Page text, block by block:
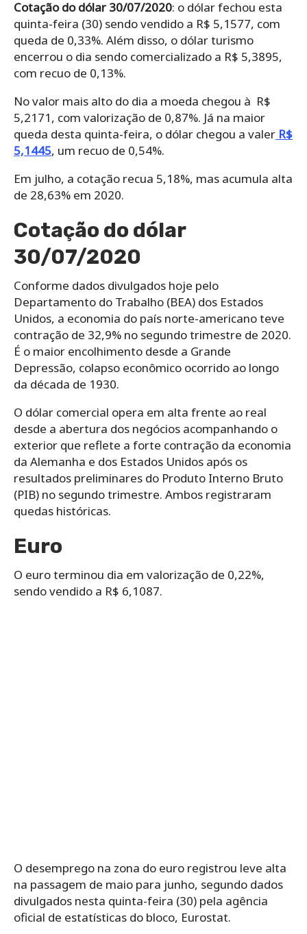
Cotação do dólar 30/07/2020: o dólar fechou esta
quinta-feira (30) sendo vendido a R$ 5,1577, com
queda de 0,33%. Além disso, o dólar turismo
encerrou o dia sendo comercializado a R$ 5,3895,
com recuo de 0,13%.
No valor mais alto do dia a moeda chegou à R$
5,2171, com valorização de 0,87%. Já na maior
queda desta quinta-feira, o dólar chegou a valer R$
5,1445, um recuo de 0,54%.
Em julho, a cotação recua 5,18%, mas acumula alta
de 28,63% em 2020.
Cotação do dólar
30/07/2020
Conforme dados divulgados hoje pelo
Departamento do Trabalho (BEA) dos Estados
Unidos, a economia do país norte-americano teve
contração de 32,9% no segundo trimestre de 2020.
É o maior encolhimento desde a Grande
Depressão, colapso econômico ocorrido ao longo
da década de 1930.
O dólar comercial opera em alta frente ao real
desde a abertura dos negócios acompanhando o
exterior que reflete a forte contração da economia
da Alemanha e dos Estados Unidos após os
resultados preliminares do Produto Interno Bruto
(PIB) no segundo trimestre. Ambos registraram
quedas históricas.
Euro
O euro terminou dia em valorização de 0,22%,
sendo vendido a R$ 6,1087.
O desemprego na zona do euro registrou leve alta
na passagem de maio para junho, segundo dados
divulgados nesta quinta-feira (30) pela agência
oficial de estatísticas do bloco, Eurostat.